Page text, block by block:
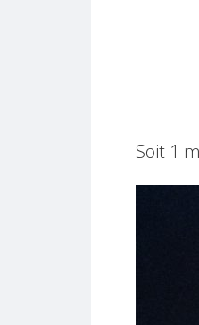
Soit 1